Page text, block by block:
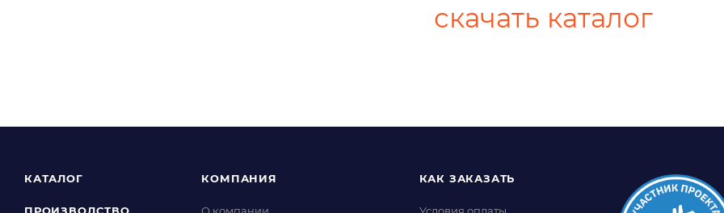
скачать каталог
КАТАЛОГ КОМПАНИЯ КАК ЗАКАЗАТЬ